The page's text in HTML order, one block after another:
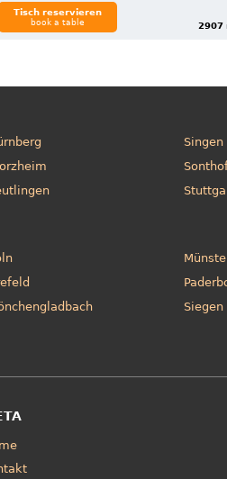
2907
Tisch reservieren
book a table
Singen
Siegen